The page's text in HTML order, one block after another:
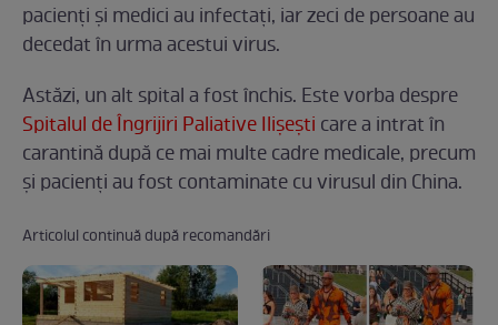
pacienți și medici au infectați, iar zeci de persoane au
decedat în urma acestui virus.
Astăzi, un alt spital a fost închis. Este vorba despre
Spitalul de Îngrijiri Paliative Ilișești care a intrat în
carantină după ce mai multe cadre medicale, precum
și pacienți au fost contaminate cu virusul din China.
Articolul continuă după recomandări